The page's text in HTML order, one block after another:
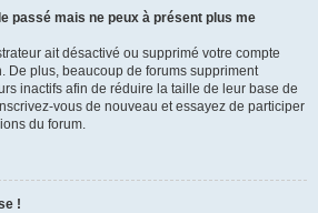
passé mais ne peux à présent plus me
ait désactivé ou supprimé votre compte
De plus, beaucoup de forums suppriment
inactifs afin de réduire la taille de leur base de
vous de nouveau et essayez de participer
du forum.
!